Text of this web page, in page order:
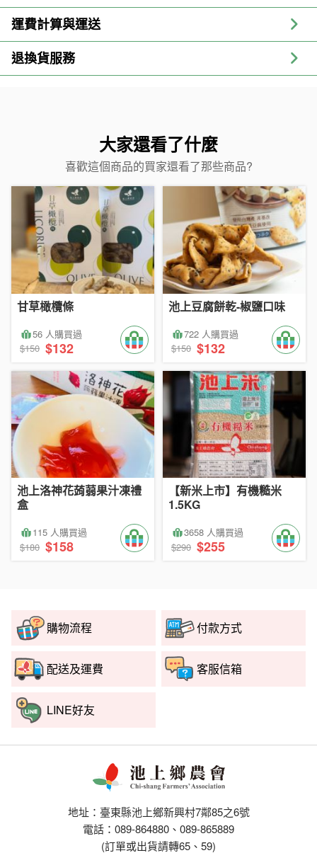
運費計算與運送
退換貨服務
大家還看了什麼
喜歡這個商品的買家還看了那些商品?
甘草橄欖條
56 人購買過
$150 $132
池上豆腐餅乾-椒鹽口味
722 人購買過
$150 $132
池上洛神花蒟蒻果汁凍禮
盒
115 人購買過
$180 $158
【新米上市】有機糙米
1.5KG
3658 人購買過
$290 $255
地址：臺東縣池上鄉新興村7鄰85之6號
電話：089-864880、089-865889
(訂單或出貨請轉65、59)
購物流程 付款方式
配送及運費 客服信箱
LINE好友